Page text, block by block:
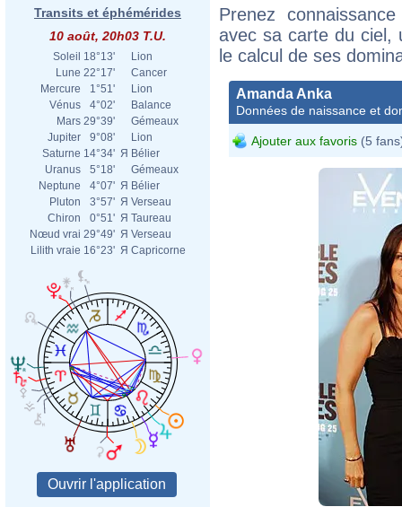
Transits et éphémérides
10 août, 20h03 T.U.
Soleil 18°13'
Lion
Lune 22°17'
Cancer
Mercure
1°51'
Lion
Vénus
4°02'
Balance
Mars 29°39'
Gémeaux
Jupiter
9°08'
Lion
Saturne 14°34' Я Bélier
Uranus
5°18'
Gémeaux
Neptune
4°07' Я Bélier
Pluton
3°57' Я Verseau
Chiron
0°51' Я Taureau
Nœud vrai 29°49' Я Verseau
Lilith vraie 16°23' Я Capricorne
Prenez
avec sa carte du ciel,
le calcul de ses
Amanda Anka
Données de naissance et
Ajouter aux favoris (5